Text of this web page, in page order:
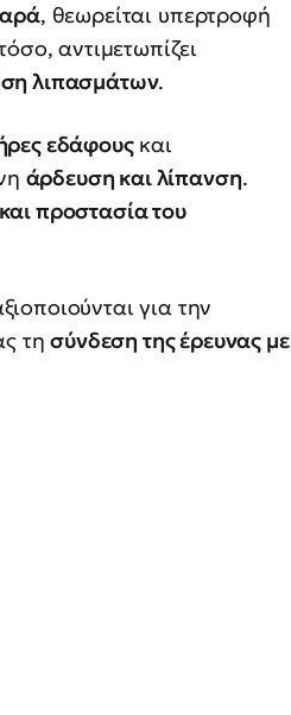
, θεωρείται υπερτροφή
αντιμετωπίζει
λιπασμάτων.
εδάφουςκαι
άρδευση και λίπανση.
προστασία του
για την
τησύνδεση της έρευνας με